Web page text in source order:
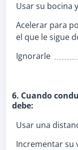
Usar su bocina
Acelerar para
el que le sigue
Ignorarle
6. Cuando
debe:
Usar una
Incrementar su